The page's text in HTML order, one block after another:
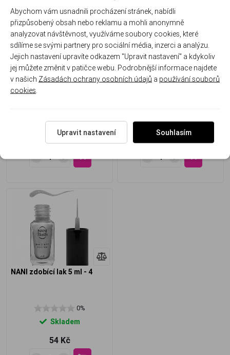
NANI zdobící lak 5 ml - 3
Skladem
54 Kč
NANI zdobící lak 5 ml - 5
Skladem
54 Kč
NANI zdobící lak 5 ml - 4
0%
Skladem
54 Kč
Abychom vám usnadnili procházení stránek, nabídli
přizpůsobený obsah nebo reklamu a mohli anonymně
analyzovat návštěvnost, využíváme soubory cookies, které
sdílíme se svými partnery pro sociální média, inzerci a analýzu.
Jejich nastavení upravíte odkazem "Upravit nastavení" a kdykoliv
jej můžete změnit v patičce webu. Podrobnější informace najdete
v našich Zásadách ochrany osobních údajů a používání souborů
cookies
Upravit nastavení Souhlasím